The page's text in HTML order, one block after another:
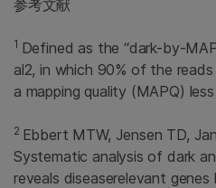
参考文献
1 Defined as the “dark-by-
al2, in which 90% of the
a mapping quality (MAPQ)
2 Ebbert MTW, Jensen TD,
Systematic analysis of dark
reveals diseaserelevant genes